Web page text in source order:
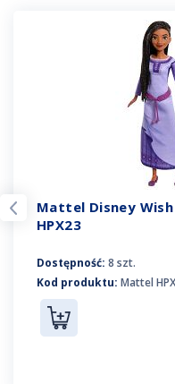
Mattel Disney Wish
HPX23
Dostępność: 8 szt.
Kod produktu: Mattel